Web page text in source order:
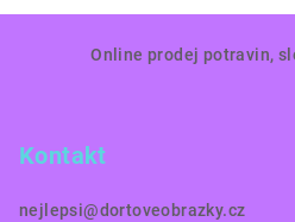
Online prodej potravin,
Kontakt
nejlepsi@dortoveobrazky.cz